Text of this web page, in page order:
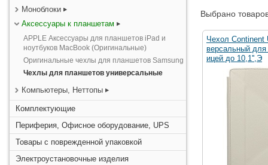
Моноблоки
Аксессуары к планшетам
APPLE Аксессуары для планшетов iPad и
ноутбуков MacBook (Оригинальные)
Оригинальные чехлы для планшетов Samsung
Чехлы для планшетов универсальные
Компьютеры, Неттопы
Комплектующие
Периферия, Офисное оборудование, UPS
Товары с поврежденной упаковкой
Электроустановочные изделия
Выбрано
Чехол Continent
версальный для
ицей до 10,1'',Э